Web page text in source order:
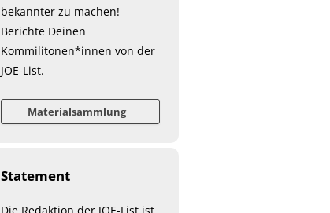
bekannter zu machen!
Berichte Deinen
Kommilitonen*innen von der
JOE-List.
Materialsammlung
Statement